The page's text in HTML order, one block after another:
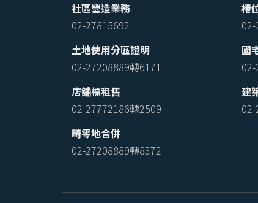
社區營造業務
02-27815692
椿
土地使用分區證明
02-27208889轉6171
國
店舖標租售
02-27772186轉2509
建
畸零地合併
02-27208889轉8372